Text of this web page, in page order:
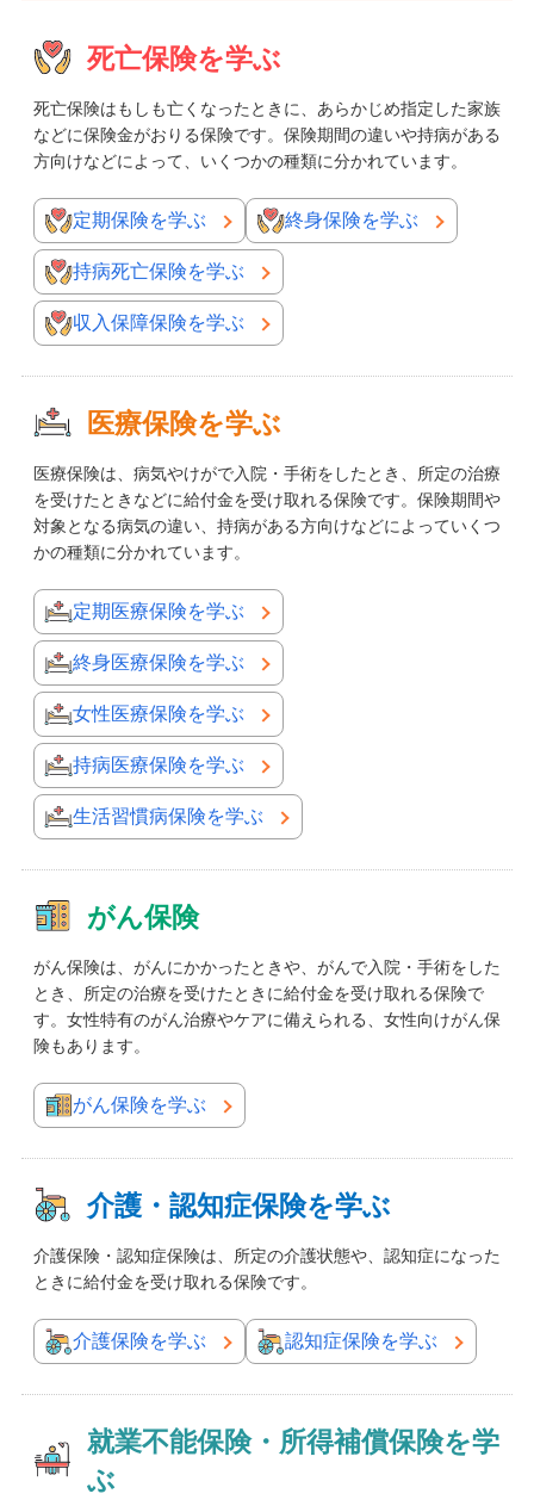
死亡保険を学ぶ
死亡保険はもしも亡くなったときに、あらかじめ指定した家族
などに保険金がおりる保険です。保険期間の違いや持病がある
方向けなどによって、いくつかの種類に分かれています。
定期保険を学ぶ 終身保険を学ぶ
持病死亡保険を学ぶ
収入保障保険を学ぶ
医療保険を学ぶ
医療保険は、病気やけがで入院・手術をしたとき、所定の治療
を受けたときなどに給付金を受け取れる保険です。保険期間や
対象となる病気の違い、持病がある方向けなどによっていくつ
かの種類に分かれています。
定期医療保険を学ぶ
終身医療保険を学ぶ
女性医療保険を学ぶ
持病医療保険を学ぶ
生活習慣病保険を学ぶ
がん保険
がん保険は、がんにかかったときや、がんで入院・手術をした
とき、所定の治療を受けたときに給付金を受け取れる保険で
す。女性特有のがん治療やケアに備えられる、女性向けがん保
険もあります。
がん保険を学ぶ
介護・認知症保険を学ぶ
介護保険・認知症保険は、所定の介護状態や、認知症になった
ときに給付金を受け取れる保険です。
介護保険を学ぶ 認知症保険を学ぶ
就業不能保険・所得補償保険を学
ぶ